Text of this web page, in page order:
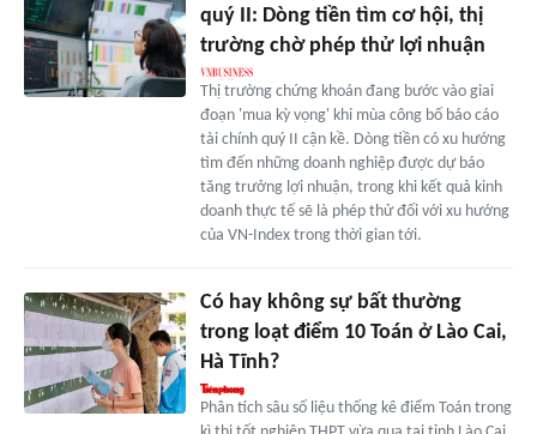
quý II: Dòng tiền tìm cơ hội, thị
trường chờ phép thử lợi nhuận
Thị trường chứng khoán đang bước vào giai
đoạn 'mua kỳ vọng' khi mùa công bố báo cáo
tài chính quý II cận kề. Dòng tiền có xu hướng
tìm đến những doanh nghiệp được dự báo
tăng trưởng lợi nhuận, trong khi kết quả kinh
doanh thực tế sẽ là phép thử đối với xu hướng
của VN-Index trong thời gian tới.
Có hay không sự bất thường
trong loạt điểm 10 Toán ở Lào Cai,
Hà Tĩnh?
Phân tích sâu số liệu thống kê điểm Toán trong